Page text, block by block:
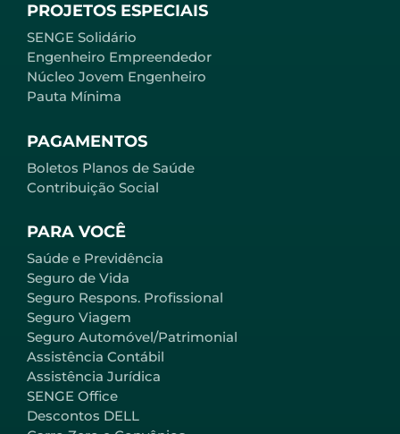
PARA VOCÊ
Saúde e Previdência
Seguro de Vida
Seguro Respons. Profissional
Seguro Viagem
Seguro Automóvel/Patrimonial
Assistência Contábil
Assistência Jurídica
SENGE Office
Descontos DELL
PROJETOS ESPECIAIS
SENGE Solidário
Engenheiro Empreendedor
Núcleo Jovem Engenheiro
Pauta Mínima
PAGAMENTOS
Boletos Planos de Saúde
Contribuição Social